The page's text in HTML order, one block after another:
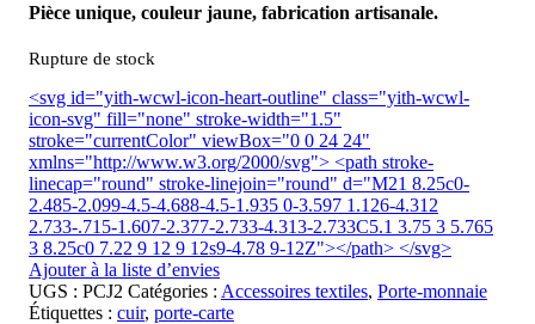
Pièce unique, couleur jaune, fabrication artisanale.
Rupture de stock
<svg id="yith-wcwl-icon-heart-outline" class="yith-wcwl-
icon-svg" fill="none" stroke-width="1.5"
stroke="currentColor" viewBox="0 0 24 24"
xmlns="http://www.w3.org/2000/svg"> <path stroke-
linecap="round" stroke-linejoin="round" d="M21 8.25c0-
2.485-2.099-4.5-4.688-4.5-1.935 0-3.597 1.126-4.312
2.733-.715-1.607-2.377-2.733-4.313-2.733C5.1 3.75 3 5.765
3 8.25c0 7.22 9 12 9 12s9-4.78 9-12Z"></path> </svg>
Ajouter à la liste d’envies
UGS : PCJ2 Catégories : Accessoires textiles, Porte-monnaie
Étiquettes : cuir, porte-carte